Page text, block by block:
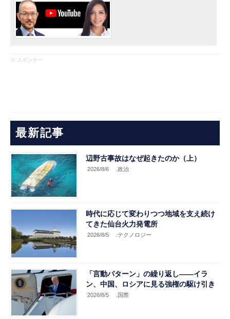
※ スポンサー
最新記事
辺野古事故はなぜ起きたのか（上）
2026/8/6 .政治
時代に応じて変わりつつ地域を支え続け
てきた仙台火力発電所
2026/8/5 .テクノロジー
「言動パターン」の繰り返し――イラ
ン、中国、ロシアに見る強権の駆け引き
2026/8/5 .国際